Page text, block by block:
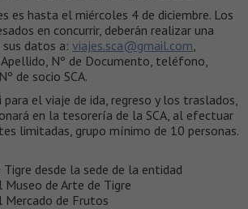
es hasta el miércoles 4 de diciembre. Los
en concurrir, deberán realizar una
sus datos a: viajes.sca@gmail.com
Nº de Documento, teléfono,
de socio SCA.
el viaje de ida, regreso y los traslados,
en la tesorería de la SCA, al efectuar
limitadas, grupo mínimo de 10 personas.
desde la sede de la entidad
de Arte de Tigre
de Frutos